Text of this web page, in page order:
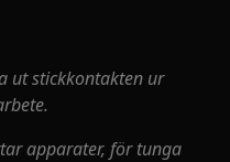
ut stickkontakten ur
apparater, för tunga